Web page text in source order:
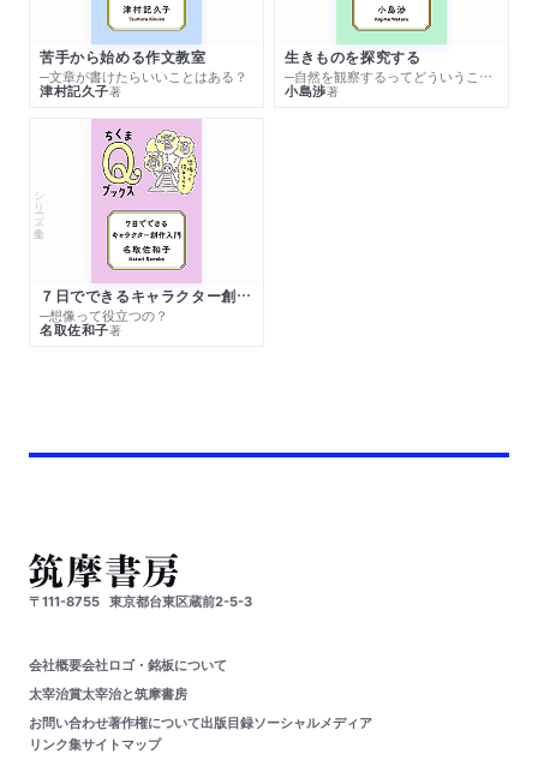
苦手から始める作文教室
─文章が書けたらいいことはある？
津村記久子著
生きものを探究する
─自然を観察するってどういうこと？
小島渉著
シリーズ・全集
７日でできるキャラクター創作入門
─想像って役立つの？
名取佐和子著
〒111-8755 東京都台東区蔵前2-5-3
会社概要会社ロゴ・銘板について
太宰治賞太宰治と筑摩書房
お問い合わせ著作権について出版目録ソーシャルメディア
リンク集サイトマップ